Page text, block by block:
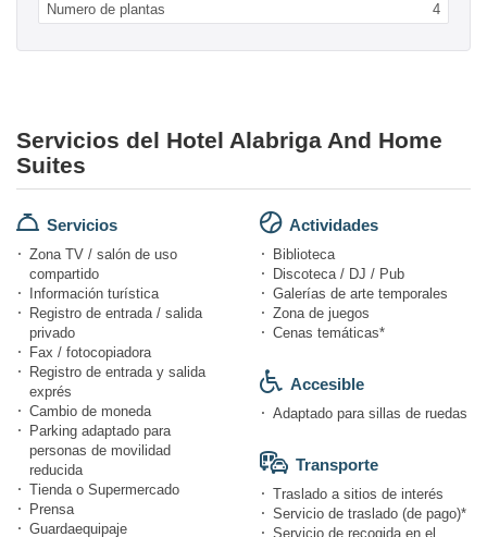
Numero de plantas 4
Servicios del Hotel Alabriga And Home
Suites
Servicios
Zona TV / salón de uso
compartido
Información turística
Registro de entrada / salida
privado
Fax / fotocopiadora
Registro de entrada y salida
exprés
Cambio de moneda
Parking adaptado para
personas de movilidad
reducida
Tienda o Supermercado
Prensa
Guardaequipaje
Actividades
Biblioteca
Discoteca / DJ / Pub
Galerías de arte temporales
Zona de juegos
Cenas temáticas*
Accesible
Adaptado para sillas de ruedas
Transporte
Traslado a sitios de interés
Servicio de traslado (de pago)*
Servicio de recogida en el